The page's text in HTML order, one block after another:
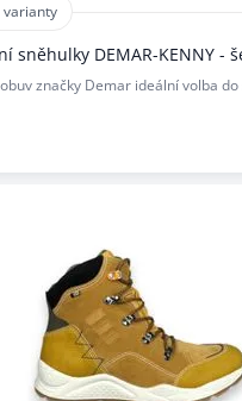
varianty
sněhulky DEMAR-KENNY -
značky Demar ideální volba